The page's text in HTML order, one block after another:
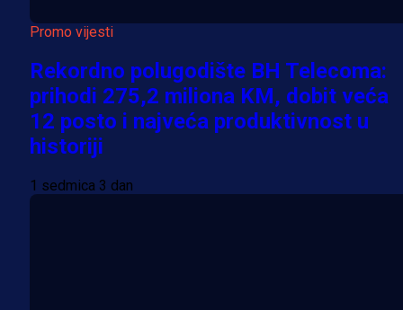
Promo vijesti
Rekordno polugodište BH Telecoma:
prihodi 275,2 miliona KM, dobit veća
12 posto i najveća produktivnost u
historiji
1 sedmica 3 dan